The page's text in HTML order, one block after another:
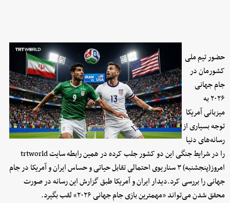
حضور تیم ملی
کشورمان در
جام جهانی
۲۰۲۶ به
میزبانی آمریکا
توجه بسیاری از
رسانه‌های دنیا
را در شرایط جنگی این دو کشور جلب کرده در همین رابطه سایت trtworld
امروز(پنجشنبه) ۳ سناریوی احتمالی تقابل حیاتی و حساس ایران و آمریکا در جام
جهانی را بررسی کرد.دیدار ایران و آمریکا طبق گزارش این رسانه در صورت
محقق شدن می‌تواند «مهمترین بازی جام جهانی ۲۰۲۶» لقب بگیرد.